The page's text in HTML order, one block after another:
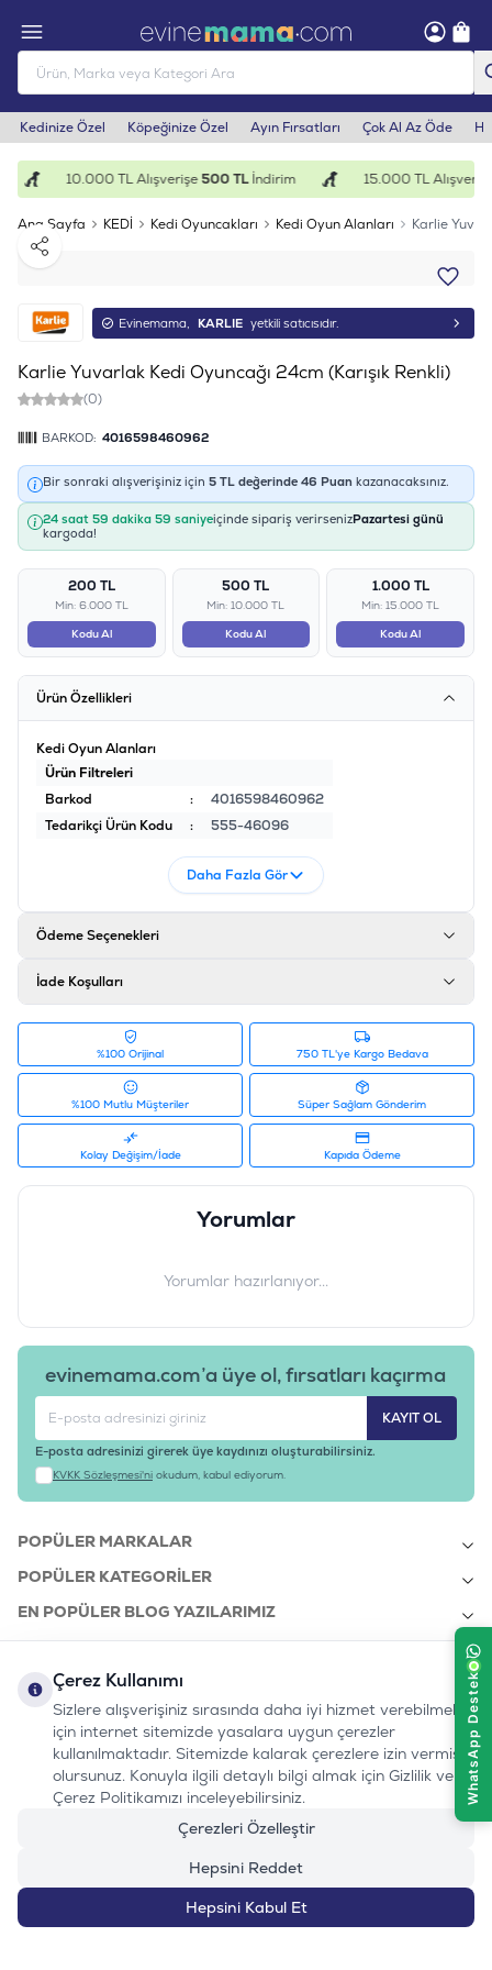
Kedinize Özel Köpeğinize Özel Ayın Fırsatları Çok Al Az Öde
10.000 TL Alışverişe500 TLİndirim 15.000 TL Alışverişe
Ana Sayfa KEDİ Kedi Oyuncakları Kedi Oyun Alanları
Karlie
Paylaş
Evinemama, KARLIE yetkili satıcısıdır.
Karlie Yuvarlak Kedi Oyuncağı 24cm (Karışık Renkli)
(0)
BARKOD: 4016598460962
Bir sonraki alışverişiniz için 5 TL değerinde 46 Puan kazanacaksınız.
24 saat 59 dakika 59 saniyeiçinde sipariş verirsenizPazartesi günü
kargoda!
200 TL
Min: 6.000 TL
Kodu Al
500 TL
Min: 10.000 TL
Kodu Al
1.000 TL
Min: 15.000 TL
Kodu Al
Ürün Özellikleri
Kedi Oyun Alanları
Ürün Filtreleri
Barkod
:
4016598460962
Tedarikçi Ürün Kodu
: 555-46096
Daha Fazla Gör
Ödeme Seçenekleri
İade Koşulları
%100 Orijinal 750 TL'ye Kargo Bedava
%100 Mutlu Müşteriler Süper Sağlam Gönderim
Kolay Değişim/İade Kapıda Ödeme
Yorumlar
Yorumlar hazırlanıyor...
evinemama.com’a üye ol, fırsatları kaçırma
KAYIT OL
E-posta adresinizi girerek üye kaydınızı oluşturabilirsiniz.
KVKK Sözleşmesi'ni okudum, kabul ediyorum.
POPÜLER MARKALAR
POPÜLER KATEGORILER
EN POPÜLER BLOG YAZILARIMIZ
KURUMSAL
bizi takip edin:
Instagram
Youtube
TiktokFacebook
Linkedin
www.evinemama.com
0232 7000 212
%100 MUTLU
MÜŞTERI HATTI
Çerez Kullanımı
Sizlere alışverişiniz sırasında daha iyi hizmet verebilmek
için internet sitemizde yasalara uygun çerezler
kullanılmaktadır. Sitemizde kalarak çerezlere izin vermiş
olursunuz. Konuyla ilgili detaylı bilgi almak için Gizlilik ve
Çerez Politikamızı inceleyebilirsiniz.
Çerezleri Özelleştir
Hepsini Reddet
Hepsini Kabul Et